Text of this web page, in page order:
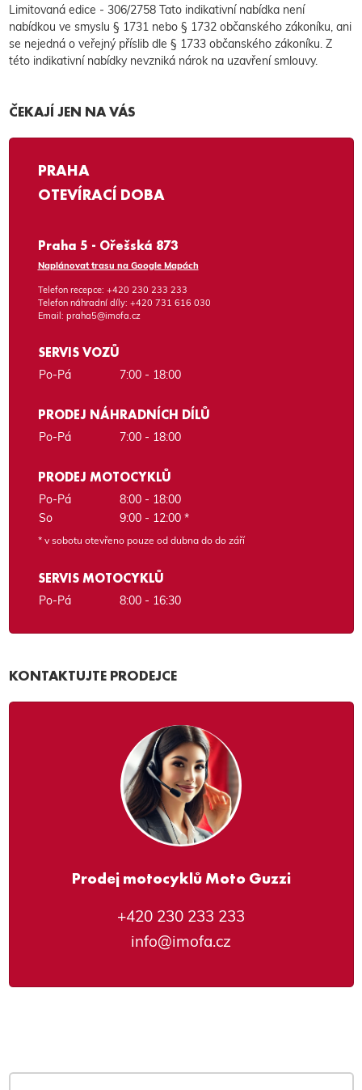
Limitovaná edice - 306/2758 Tato indikativní nabídka není
nabídkou ve smyslu § 1731 nebo § 1732 občanského zákoníku, ani
se nejedná o veřejný příslib dle § 1733 občanského zákoníku. Z
této indikativní nabídky nevzniká nárok na uzavření smlouvy.
ČEKAJÍ JEN NA VÁS
PRAHA
OTEVÍRACÍ DOBA
Praha 5 - Ořešská 873
Naplánovat trasu na Google Mapách
Telefon recepce: +420 230 233 233
Telefon náhradní díly: +420 731 616 030
Email: praha5@imofa.cz
SERVIS VOZŮ
Po-Pá 7:00 - 18:00
PRODEJ NÁHRADNÍCH DÍLŮ
Po-Pá 7:00 - 18:00
PRODEJ MOTOCYKLŮ
Po-Pá
8:00 - 18:00
So
9:00 - 12:00 *
* v sobotu otevřeno pouze od dubna do do září
SERVIS MOTOCYKLŮ
Po-Pá 8:00 - 16:30
KONTAKTUJTE PRODEJCE
Prodej motocyklů Moto Guzzi
+420 230 233 233
info@imofa.cz